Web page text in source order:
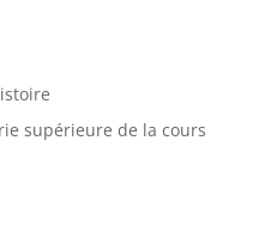
supérieure de la cours